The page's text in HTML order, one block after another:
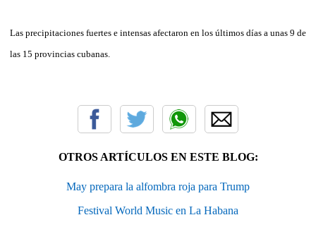
Las precipitaciones fuertes e intensas afectaron en los últimos días a unas 9 de
las 15 provincias cubanas.
OTROS ARTÍCULOS EN ESTE BLOG:
May prepara la alfombra roja para Trump
Festival World Music en La Habana